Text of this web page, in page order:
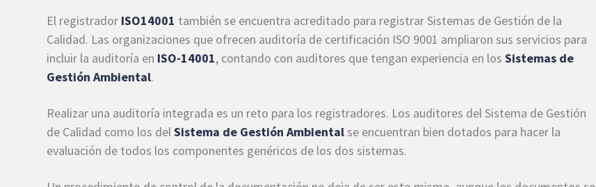
El registrador ISO14001 también se encuentra acreditado para registrar Sistemas de Gestión de la
Calidad. Las organizaciones que ofrecen auditoría de certificación ISO 9001 ampliaron sus servicios para
incluir la auditoría en ISO-14001, contando con auditores que tengan experiencia en losSistemas de
Gestión Ambiental.
Realizar una auditoría integrada es un reto para los registradores. Los auditores del Sistema de Gestión
de Calidad como los delSistema de Gestión Ambientalse encuentran bien dotados para hacer la
evaluación de todos los componentes genéricos de los dos sistemas.